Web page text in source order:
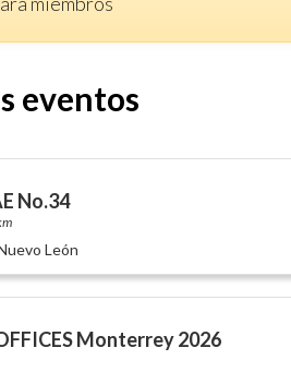
eventos
No.34
León
Monterrey 2026